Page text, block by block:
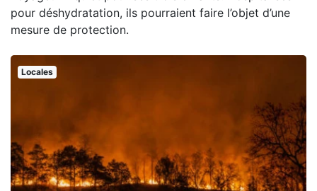
pour déshydratation, ils pourraient faire l’objet d’une
mesure de protection.
Locales